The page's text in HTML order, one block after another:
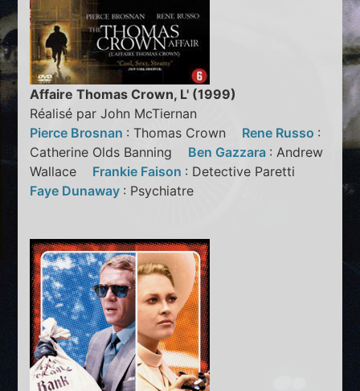
Affaire Thomas Crown, L' (1999)
Réalisé par John McTiernan
Pierce Brosnan : Thomas Crown Rene Russo :
Catherine Olds Banning Ben Gazzara : Andrew
Wallace Frankie Faison : Detective Paretti
Faye Dunaway : Psychiatre